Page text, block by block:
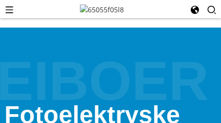
Fotoelektryske